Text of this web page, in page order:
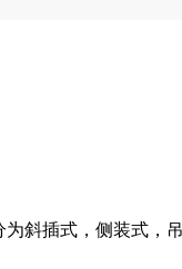
斜插式，侧装式